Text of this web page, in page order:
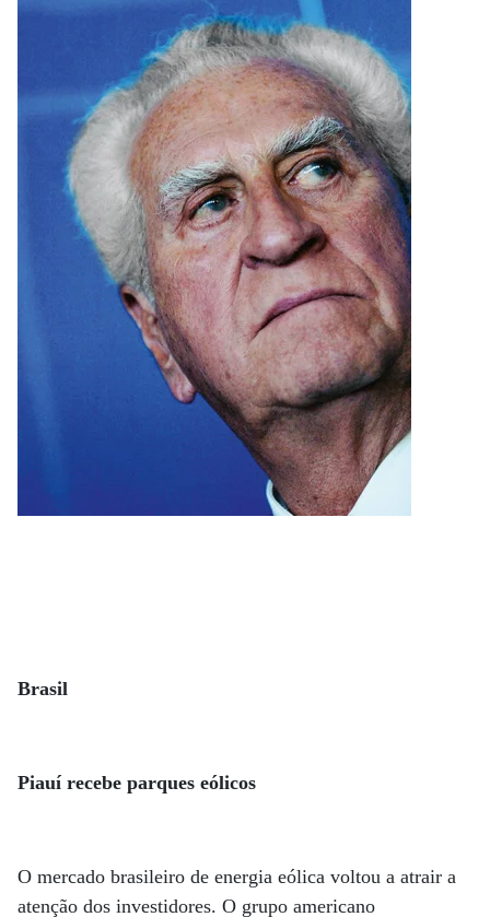
Brasil
Piauí recebe parques eólicos
O mercado brasileiro de energia eólica voltou a atrair a
atenção dos investidores. O grupo americano